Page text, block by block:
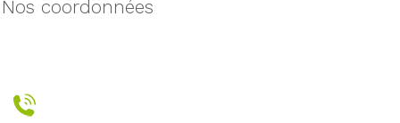
Nos coordonnées